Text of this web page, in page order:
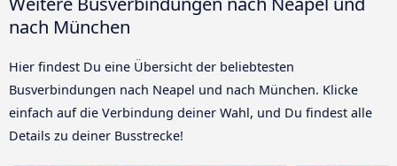
nach München
Hier findest Du eine Übersicht der beliebtesten
Busverbindungen nach Neapel und nach München. Klicke
einfach auf die Verbindung deiner Wahl, und Du findest alle
Details zu deiner Busstrecke!